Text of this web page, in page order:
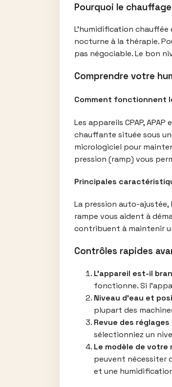
Pourquoi le
L’humidification
nocturne à la thérapie.
pas négociable. Le bon
Comprendre votre
Comment fonctionnent
Les appareils CPAP,
chauffante située sous
micrologiciel pour
pression (ramp) vous
Principales
La pression auto-
rampe vous aident à
contribuent à maintenir
Contrôles rapides
L’appareil est-il
fonctionne. Si
Niveau d’eau et
plupart des
Revue des
sélectionniez un
Le modèle de votre
peuvent nécessiter
et une